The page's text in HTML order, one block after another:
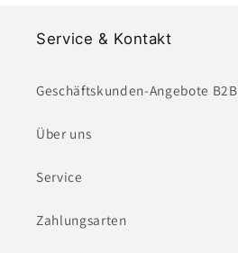
Service & Kontakt
Geschäftskunden-Angebote B2B
Über uns
Service
Zahlungsarten